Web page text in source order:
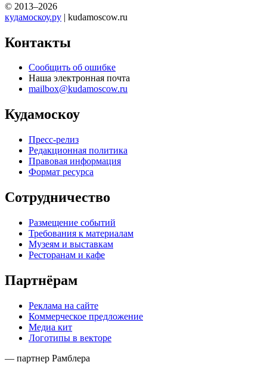
© 2013–2026
кудамоскоу.ру | kudamoscow.ru
Контакты
Сообщить об ошибке
Наша электронная почта
mailbox@kudamoscow.ru
Кудамоскоу
Пресс-релиз
Редакционная политика
Правовая информация
Формат ресурса
Сотрудничество
Размещение событий
Требования к материалам
Музеям и выставкам
Ресторанам и кафе
Партнёрам
Реклама на сайте
Коммерческое предложение
Медиа кит
Логотипы в векторе
— партнер Рамблера